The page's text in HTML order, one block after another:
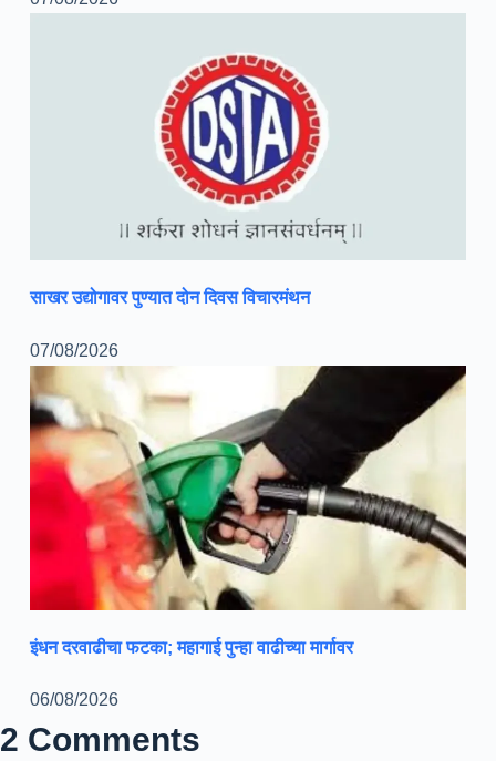
साखर उद्योगावर पुण्यात दोन दिवस विचारमंथन
07/08/2026
इंधन दरवाढीचा फटका; महागाई पुन्हा वाढीच्या मार्गावर
06/08/2026
2 Comments